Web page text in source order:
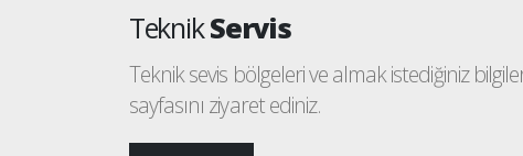
TeknikServis
Teknik sevis bölgeleri ve almak istediğiniz
sayfasını ziyaret ediniz.